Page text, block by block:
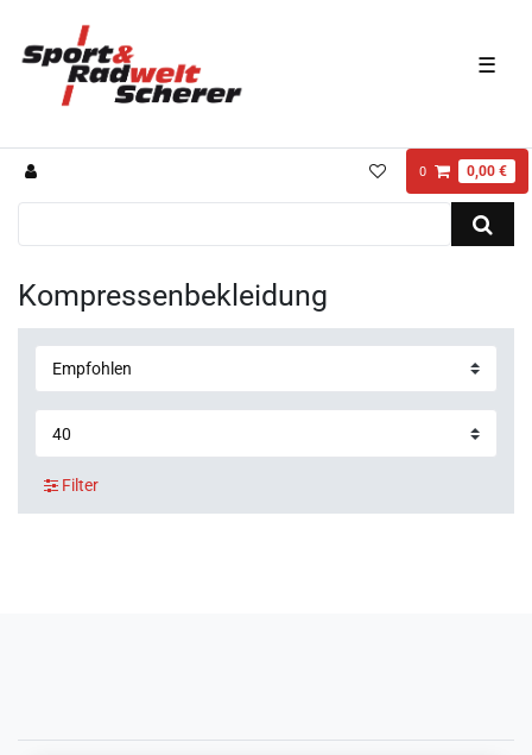
☰
0 0,00 €
Kompressenbekleidung
Filter